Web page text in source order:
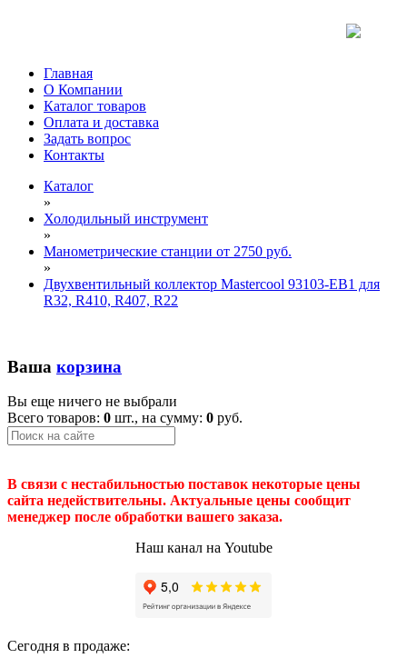
Главная
О Компании
Каталог товаров
Оплата и доставка
Задать вопрос
Контакты
Каталог
»
Холодильный инструмент
»
Манометрические станции от 2750 руб.
»
Двухвентильный коллектор Mastercool 93103-EB1 для
R32, R410, R407, R22
Ваша корзина
Вы еще ничего не выбрали
Всего товаров: 0 шт., на сумму: 0 руб.
В связи с нестабильностью поставок некоторые цены
сайта недействительны. Актуальные цены сообщит
менеджер после обработки вашего заказа.
Наш канал на Youtube
Сегодня в продаже: